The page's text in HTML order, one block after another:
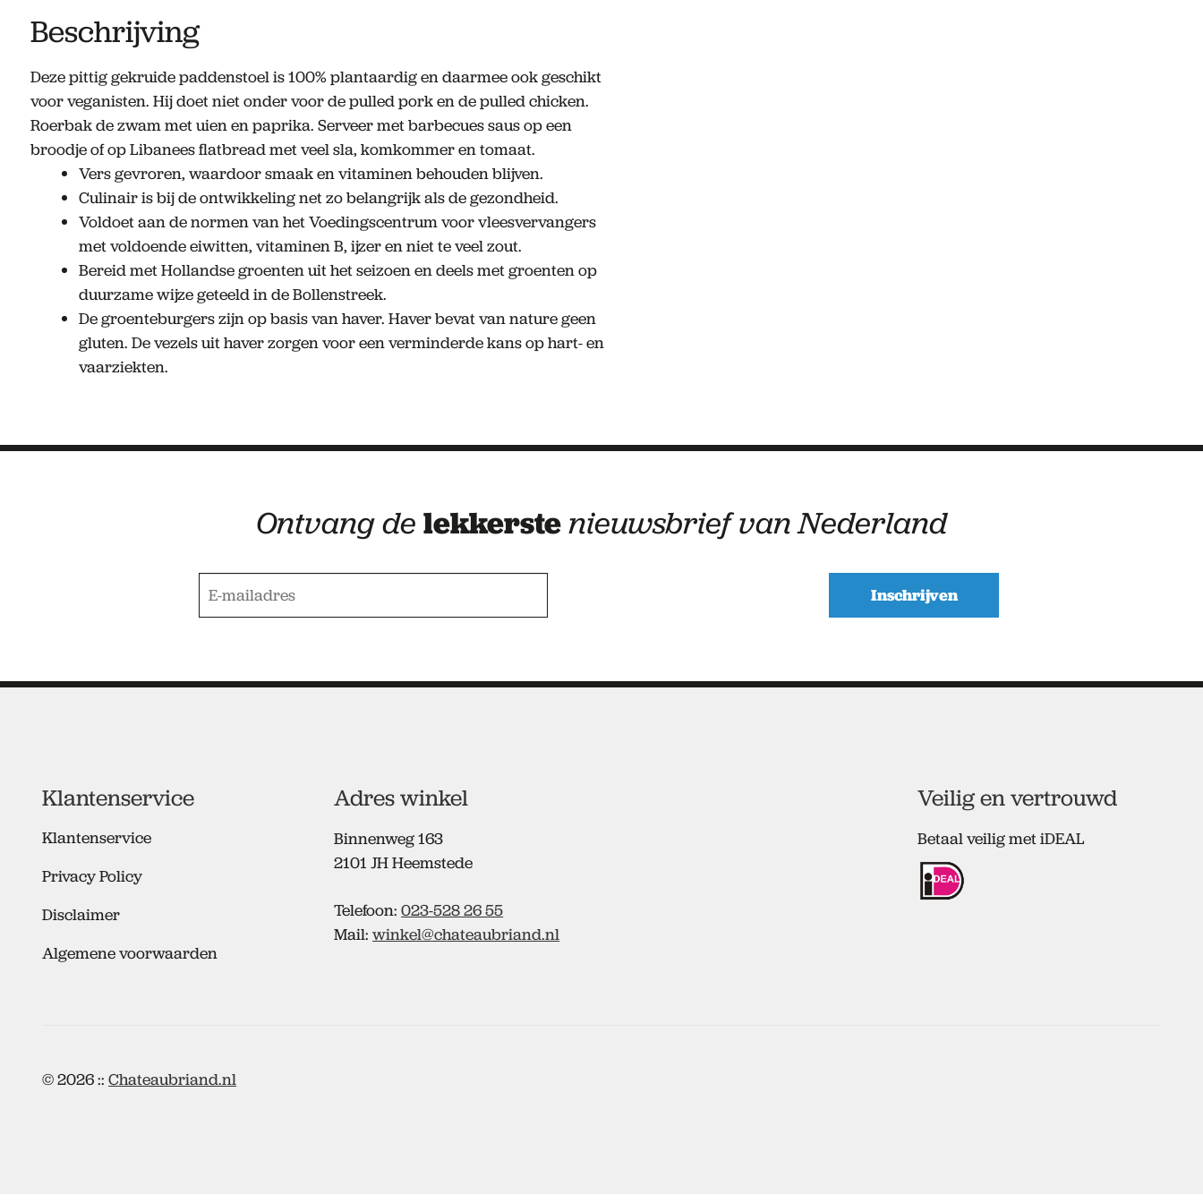
Beschrijving
Deze pittig gekruide paddenstoel is 100% plantaardig en daarmee ook geschikt
voor veganisten. Hij doet niet onder voor de pulled pork en de pulled chicken.
Roerbak de zwam met uien en paprika. Serveer met barbecues saus op een
broodje of op Libanees flatbread met veel sla, komkommer en tomaat.
Vers gevroren, waardoor smaak en vitaminen behouden blijven.
Culinair is bij de ontwikkeling net zo belangrijk als de gezondheid.
Voldoet aan de normen van het Voedingscentrum voor vleesvervangers
met voldoende eiwitten, vitaminen B, ijzer en niet te veel zout.
Bereid met Hollandse groenten uit het seizoen en deels met groenten op
duurzame wijze geteeld in de Bollenstreek.
De groenteburgers zijn op basis van haver. Haver bevat van nature geen
gluten. De vezels uit haver zorgen voor een verminderde kans op hart- en
vaarziekten.
Ontvang de lekkerstenieuwsbrief van Nederland
Klantenservice
Klantenservice
Privacy Policy
Disclaimer
Algemene voorwaarden
Adres winkel
Binnenweg 163
2101 JH Heemstede
Telefoon:023-528 26 55
Mail:winkel@chateaubriand.nl
Veilig en vertrouwd
Betaal veilig met iDEAL
© 2026 ::Chateaubriand.nl